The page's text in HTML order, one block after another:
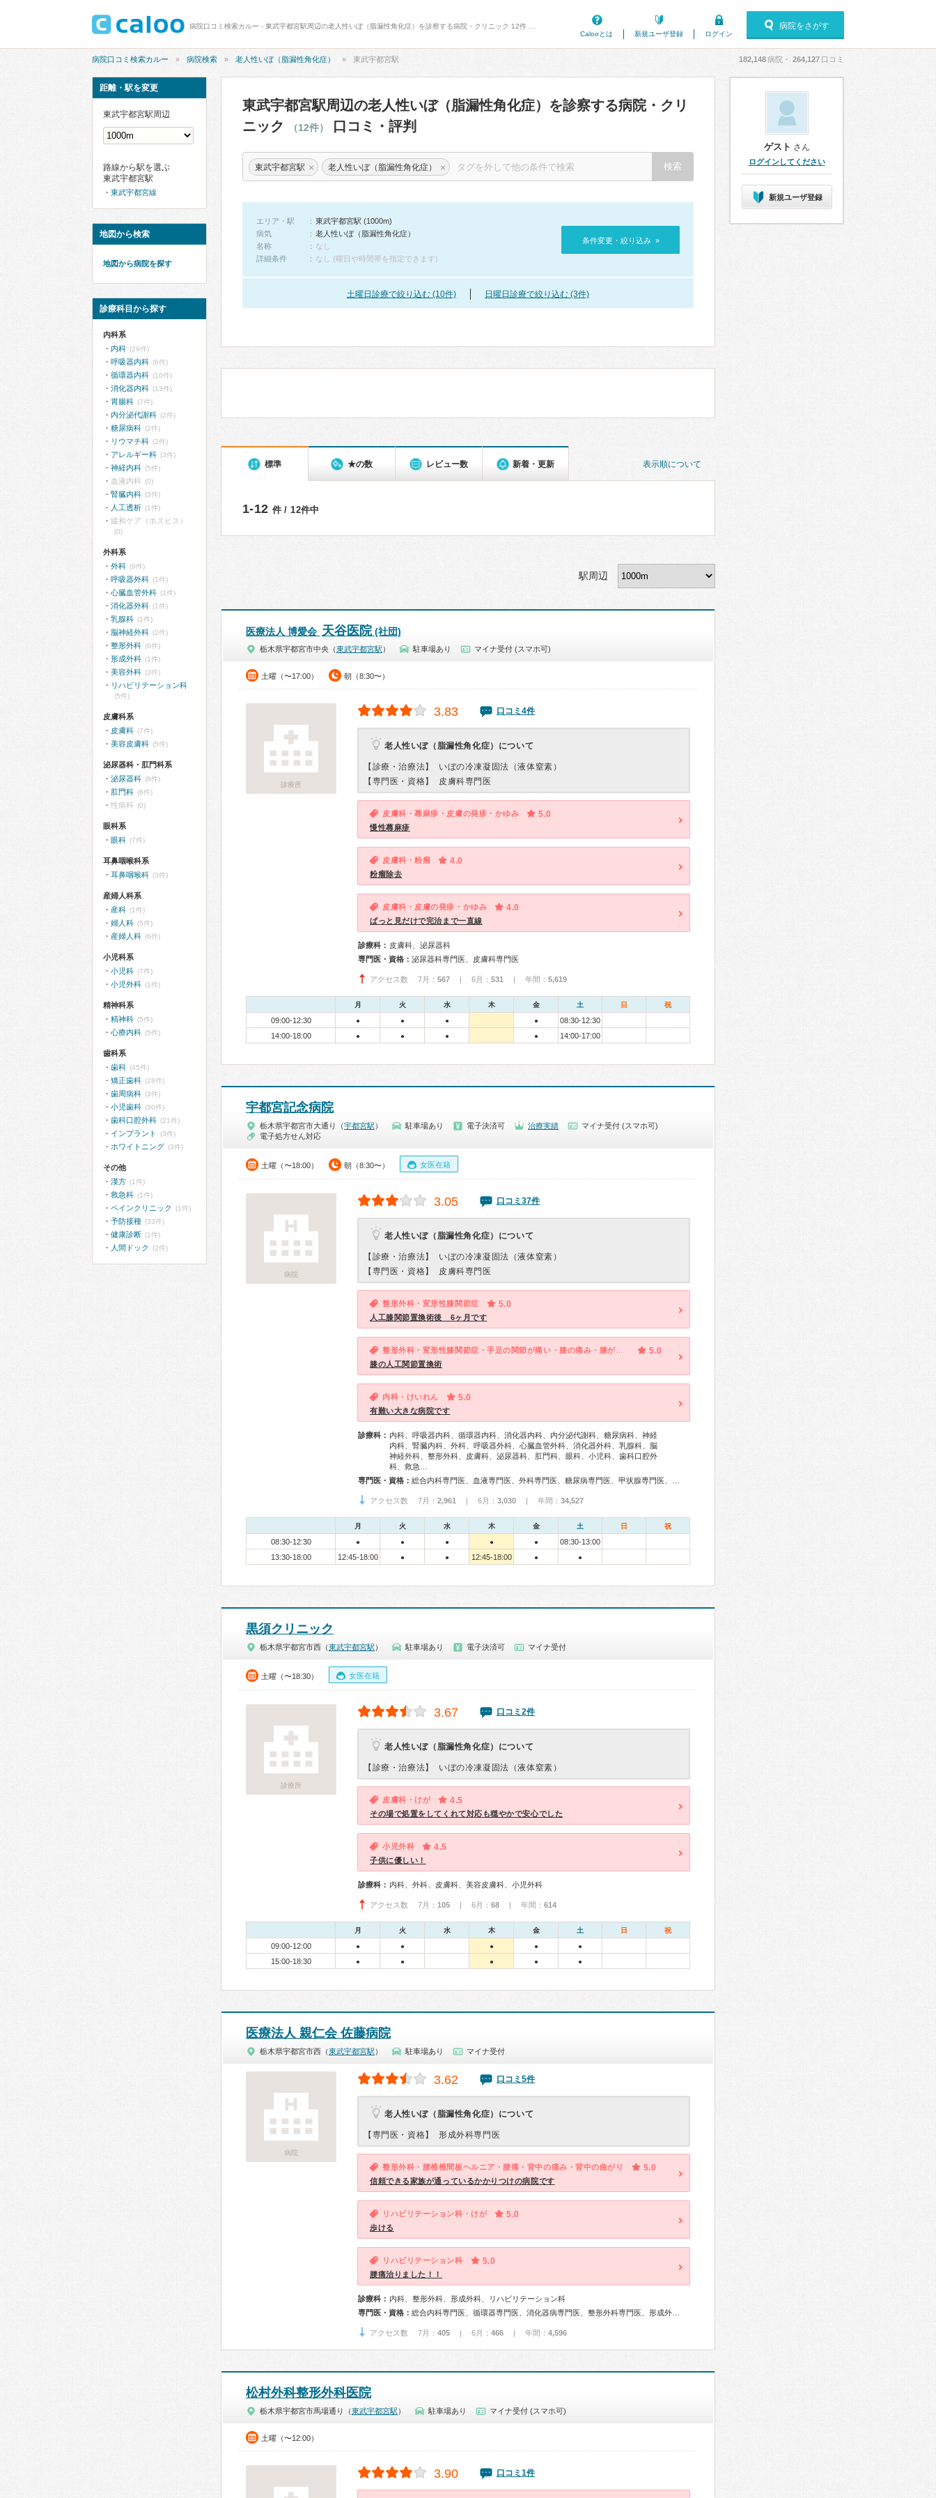
Calooとは
新規ユーザ登録 ログイン
病院をさがす
病院口コミ検索カルー 病院検索 老人性いぼ（脂漏性角化症） 東武宇都宮駅 182,148病院・ 264,127 口コミ
東武宇都宮駅周辺の老人性いぼ（脂漏性角化症）を診察する病院・クリ
ニック
（12件） 口コミ・評判
東武宇都宮駅 × 老人性いぼ（脂漏性角化症） ×
エリア・駅
東武宇都宮駅 (1000m)
病気
老人性いぼ（脂漏性角化症）
名称
なし
詳細条件
なし (曜日や時間帯を指定できます)
条件変更・絞り込み »
土曜日診療で絞り込む (10件) 日曜日診療で絞り込む (3件)
表示順について
標準 ★の数 レビュー数 新着・更新
1-12 件 / 12件中
駅周辺
医療法人 博愛会 天谷医院(社団)
栃木県宇都宮市中央（東武宇都宮駅 ） 駐車場あり マイナ受付 (スマホ可)
土曜（〜17:00） 朝（8:30〜）
診療所
3.83 口コミ4件
老人性いぼ（脂漏性角化症）について
【診療・治療法】
いぼの冷凍凝固法（液体窒素）
【専門医・資格】
皮膚科専門医
皮膚科・蕁麻疹・皮膚の発疹・かゆみ 5.0
慢性蕁麻疹
皮膚科・粉瘤 4.0
粉瘤除去
皮膚科・皮膚の発疹・かゆみ 4.0
ぱっと見だけで完治まで一直線
診療科： 皮膚科、泌尿器科
専門医・資格： 泌尿器科専門医、皮膚科専門医
アクセス数 7月： 567 | 6月： 531 | 年間： 5,619
月 火 水 木 金 土 日 祝
09:00-12:30 ● ● ● ●
08:30-12:30
14:00-18:00
● ● ● ● 14:00-17:00
宇都宮記念病院
栃木県宇都宮市大通り（宇都宮駅 ） 駐車場あり 電子決済可 治療実績
マイナ受付 (スマホ可)
電子処方せん対応
土曜（〜18:00） 朝（8:30〜） 女医在籍
病院
3.05 口コミ37件
老人性いぼ（脂漏性角化症）について
【診療・治療法】
いぼの冷凍凝固法（液体窒素）
【専門医・資格】
皮膚科専門医
整形外科・変形性膝関節症 5.0
人工膝関節置換術後 6ヶ月です
整形外科・変形性膝関節症・手足の関節が痛い・膝の痛み・膝が腫れる 5.0
膝の人工関節置換術
内科・けいれん 5.0
有難い大きな病院です
診療科： 内科、呼吸器内科、循環器内科、消化器内科、内分泌代謝科、糖尿病科、神経
内科、腎臓内科、外科、呼吸器外科、心臓血管外科、消化器外科、乳腺科、脳
神経外科、整形外科、皮膚科、泌尿器科、肛門科、眼科、小児科、歯科口腔外
科、救急…
専門医・資格：
アクセス数 7月： 2,961 | 6月： 3,030 | 年間： 34,527
月 火 水 木 金 土 日 祝
08:30-12:30 ● ● ● ● ●
08:30-13:00
13:30-18:00
12:45-18:00 ● ● 12:45-18:00 ● ●
黒須クリニック
栃木県宇都宮市西（東武宇都宮駅 ） 駐車場あり 電子決済可 マイナ受付
土曜（〜18:30） 女医在籍
診療所
3.67 口コミ2件
老人性いぼ（脂漏性角化症）について
【診療・治療法】 いぼの冷凍凝固法（液体窒素）
皮膚科・けが 4.5
その場で処置をしてくれて対応も穏やかで安心でした
小児外科 4.5
子供に優しい！
診療科： 内科、外科、皮膚科、美容皮膚科、小児外科
アクセス数 7月： 105 | 6月： 68 | 年間： 614
月 火 水 木 金 土 日 祝
09:00-12:00 ● ● ● ● ●
15:00-18:30 ● ● ● ● ●
医療法人 親仁会 佐藤病院
栃木県宇都宮市西（東武宇都宮駅 ） 駐車場あり マイナ受付
病院
3.62 口コミ5件
老人性いぼ（脂漏性角化症）について
【専門医・資格】 形成外科専門医
整形外科・腰椎椎間板ヘルニア・腰痛・背中の痛み・背中の曲がり 5.0
信頼できる家族が通っているかかりつけの病院です
リハビリテーション科・けが 5.0
歩ける
リハビリテーション科 5.0
腰痛治りました！！
診療科： 内科、整形外科、形成外科、リハビリテーション科
専門医・資格：
アクセス数 7月： 405 | 6月： 466 | 年間： 4,596
松村外科整形外科医院
栃木県宇都宮市馬場通り（東武宇都宮駅 ） 駐車場あり マイナ受付 (スマホ可)
土曜（〜12:00）
3.90 口コミ1件
距離・駅を変更
東武宇都宮駅周辺
路線から駅を選ぶ
東武宇都宮駅
東武宇都宮線
地図から検索
地図から病院を探す
診療科目から探す
内科系
内科 (29件)
呼吸器内科 (6件)
循環器内科 (10件)
消化器内科 (13件)
胃腸科 (7件)
内分泌代謝科 (2件)
糖尿病科 (2件)
リウマチ科 (2件)
アレルギー科 (3件)
神経内科 (5件)
血液内科 (0)
腎臓内科 (3件)
人工透析 (1件)
緩和ケア（ホスピス）
(0)
外科系
外科 (9件)
呼吸器外科 (1件)
心臓血管外科 (1件)
消化器外科 (1件)
乳腺科 (1件)
脳神経外科 (2件)
整形外科 (6件)
形成外科 (1件)
美容外科 (3件)
リハビリテーション科
(5件)
皮膚科系
皮膚科 (7件)
美容皮膚科 (5件)
泌尿器科・肛門科系
泌尿器科 (8件)
肛門科 (6件)
性病科 (0)
眼科系
眼科 (7件)
耳鼻咽喉科系
耳鼻咽喉科 (3件)
産婦人科系
産科 (1件)
婦人科 (5件)
産婦人科 (6件)
小児科系
小児科 (7件)
小児外科 (1件)
精神科系
精神科 (5件)
心療内科 (5件)
歯科系
歯科 (45件)
矯正歯科 (28件)
歯周病科 (3件)
小児歯科 (30件)
歯科口腔外科 (21件)
インプラント (3件)
ホワイトニング (3件)
その他
漢方 (1件)
救急科 (1件)
ペインクリニック (1件)
予防接種 (33件)
健康診断 (1件)
人間ドック (2件)
ゲスト さん
ログインしてください
新規ユーザ登録